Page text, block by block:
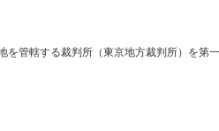
管轄する裁判所（東京地方裁判所）を第